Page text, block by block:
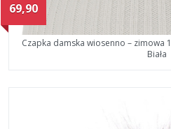
69,90
Czapka damska wiosenno – zimowa
Biała